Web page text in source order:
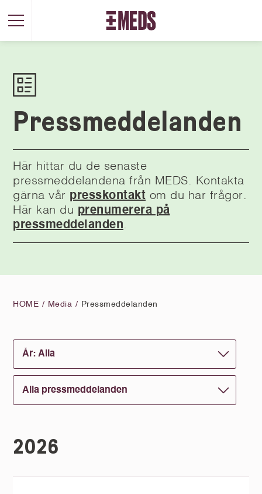
Pressmeddelanden
Här hittar du de senaste
pressmeddelandena från MEDS. Kontakta
gärna vår presskontakt om du har frågor.
Här kan du prenumerera på
pressmeddelanden.
HOME Media Pressmeddelanden
2026